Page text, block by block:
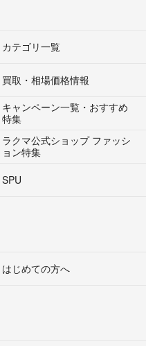
カテゴリ一覧
買取・相場価格情報
キャンペーン一覧・おすすめ
特集
ラクマ公式ショップ ファッシ
ョン特集
SPU
はじめての方へ